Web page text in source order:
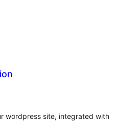
wordpress site, integrated with